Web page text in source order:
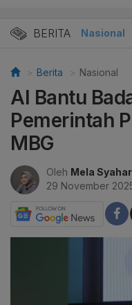
BERITA Nasional
Berita Nasional
AI Bantu
Pemerintah
MBG
Oleh Mela
29 November